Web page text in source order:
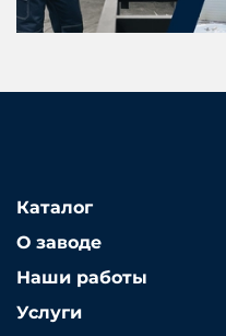
Каталог
О заводе
Наши работы
Услуги